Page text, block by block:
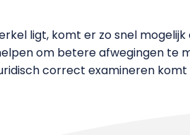
ligt, komt er zo snel
om betere afwegingen te
correct examineren